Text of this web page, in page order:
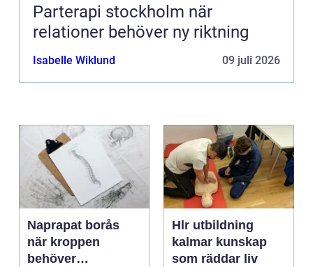
Parterapi stockholm när
relationer behöver ny riktning
Isabelle Wiklund 09 juli 2026
Naprapat borås
när kroppen
behöver
Hlr utbildning
kalmar kunskap
som räddar liv